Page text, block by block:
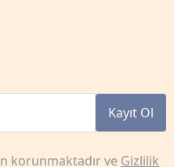
Kayıt Ol
korunmaktadır ve Gizlilik